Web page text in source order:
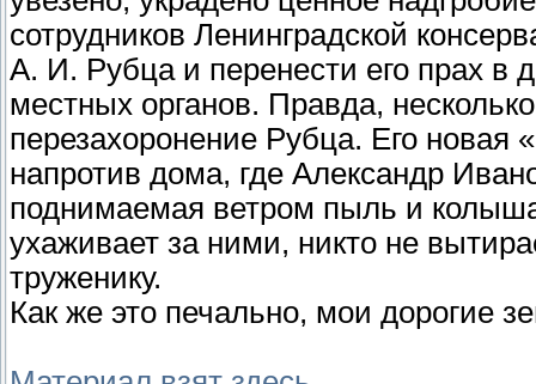
сотрудников Ленинградской
А. И. Рубца и перенести его прах в
местных органов. Правда,
перезахоронение Рубца. Его новая
напротив дома, где Александр
поднимаемая ветром пыль и
ухаживает за ними, никто не
труженику.
Как же это печально, мои дорогие